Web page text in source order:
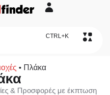
CTRL+K
• Πλάκα
& Προσφορές με έκπτωση